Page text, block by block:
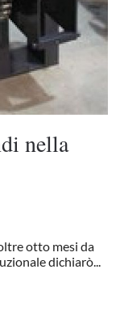
nella
otto mesi da
dichiarò...